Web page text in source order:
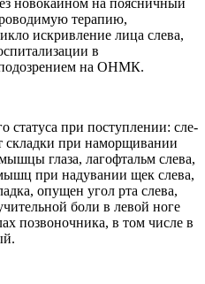
терапию,
искривле­ние лица слева,
в
по­дозрением на ОНМК.
статуса при поступлении: сле­
складки при наморщивании
глаза, лагофтальм слева,
при надувании щек слева,
опущен угол рта слева,
боли в ле­вой ноге
позвоночника, в том чи­сле в